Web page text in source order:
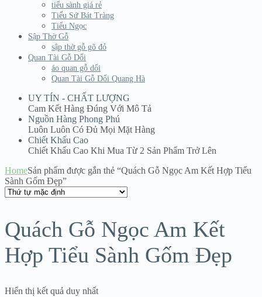
tiểu sành giá rẻ
Tiểu Sứ Bát Tràng
Tiểu Ngọc
Sập Thờ Gỗ
sập thờ gỗ gõ đỏ
Quan Tài Gỗ Dổi
áo quan gỗ dổi
Quan Tài Gỗ Dổi Quang Hà
UY TÍN - CHẤT LƯỢNG
Cam Kết Hàng Đúng Với Mô Tả
Nguồn Hàng Phong Phú
Luôn Luôn Có Đủ Mọi Mặt Hàng
Chiết Khấu Cao
Chiết Khấu Cao Khi Mua Từ 2 Sản Phẩm Trở Lên
HomeSản phẩm được gắn thẻ “Quách Gỗ Ngọc Am Kết Hợp Tiểu
Sành Gốm Đẹp”
Quách Gỗ Ngọc Am Kết
Hợp Tiểu Sành Gốm Đẹp
Hiển thị kết quả duy nhất